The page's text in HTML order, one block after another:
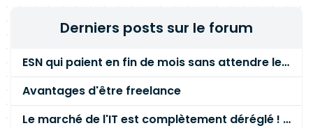
Derniers posts sur le forum
ESN qui paient en fin de mois sans attendre le paiement client ?
Avantages d'être freelance
Le marché de l'IT est complètement déréglé ! STOP à cette mascarade ! Il faut s'unir et résister !